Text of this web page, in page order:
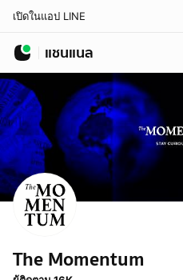
เปิดในแอป LINE
แชนแนล
The Momentum